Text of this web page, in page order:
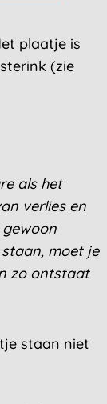
plaatje is
(zie
als het
verlies en
moet je
zo ontstaat
staan niet